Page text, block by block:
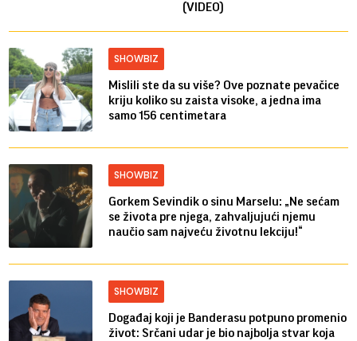
(VIDEO)
SHOWBIZ
Mislili ste da su više? Ove poznate pevačice
kriju koliko su zaista visoke, a jedna ima
samo 156 centimetara
SHOWBIZ
Gorkem Sevindik o sinu Marselu: „Ne sećam
se života pre njega, zahvaljujući njemu
naučio sam najveću životnu lekciju!“
SHOWBIZ
Događaj koji je Banderasu potpuno promenio
život: Srčani udar je bio najbolja stvar koja